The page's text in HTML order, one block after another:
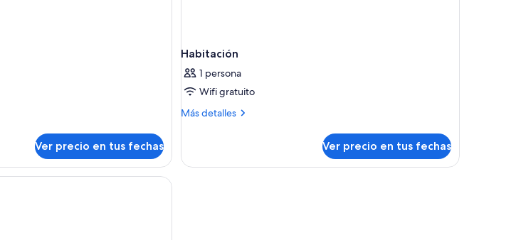
Ver precio en tus fechas
Habitación
1 persona
Wifi gratuito
Más detalles
Más
Ver precio en tus fechas